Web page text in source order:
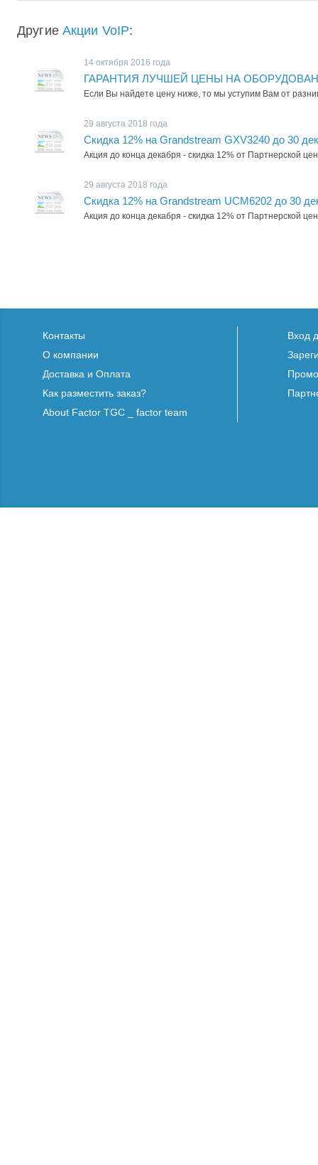
Другие Акции VoIP:
14 октября 2016 года
ГАРАНТИЯ ЛУЧШЕЙ ЦЕНЫ НА
Если Вы найдете цену ниже, то мы уступим Вам от
29 августа 2018 года
Cкидка 12% на Grandstream GXV3240 до 30
Акция до конца декабря - скидка 12% от Партнерской
29 августа 2018 года
Cкидка 12% на Grandstream UCM6202 до 30
Акция до конца декабря - скидка 12% от Партнерской
Контакты
О компании
Доставка и Оплата
Как разместить заказ?
About Factor TGC _ factor team
Вход